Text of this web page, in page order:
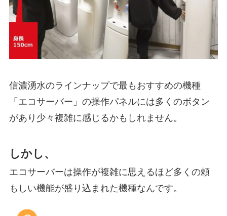
信濃湧水のラインナップで最もおすすめの機種
「エコサーバー」の操作パネルには多くのボタン
があり少々複雑に感じるかもしれません。
しかし、
エコサーバーは操作が複雑に思えるほど多くの頼
もしい機能が盛り込まれた機種なんです。